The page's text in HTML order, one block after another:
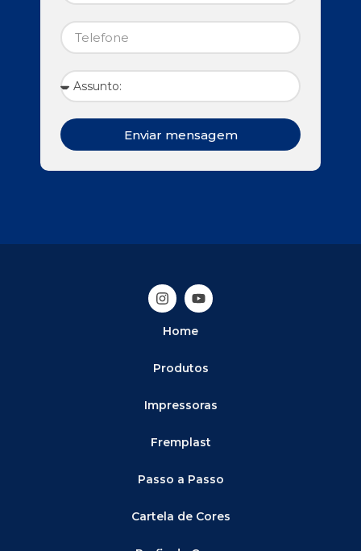
Enviar mensagem
Home
Produtos
Impressoras
Fremplast
Passo a Passo
Cartela de Cores